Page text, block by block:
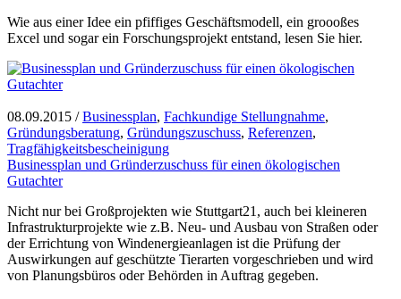
Wie aus einer Idee ein pfiffiges Geschäftsmodell, ein groooßes
Excel und sogar ein Forschungsprojekt entstand, lesen Sie hier.
08.09.2015 /Businessplan, Fachkundige Stellungnahme,
Gründungsberatung, Gründungszuschuss, Referenzen,
Tragfähigkeitsbescheinigung
Businessplan und Gründerzuschuss für einen ökologischen
Gutachter
Nicht nur bei Großprojekten wie Stuttgart21, auch bei kleineren
Infrastrukturprojekte wie z.B. Neu- und Ausbau von Straßen oder
der Errichtung von Windenergieanlagen ist die Prüfung der
Auswirkungen auf geschützte Tierarten vorgeschrieben und wird
von Planungsbüros oder Behörden in Auftrag gegeben.